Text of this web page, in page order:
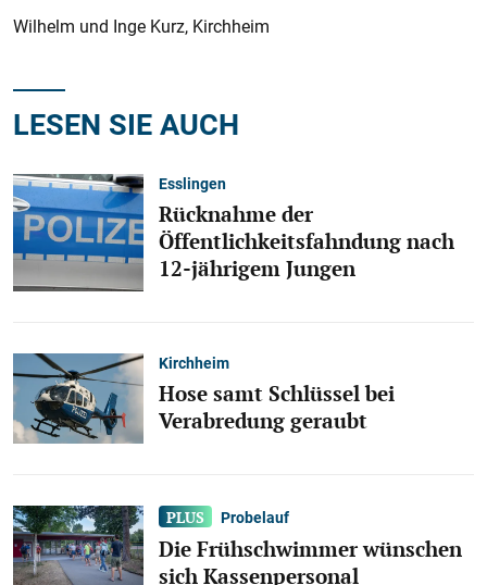
Wilhelm und Inge Kurz, Kirchheim
LESEN SIE AUCH
Esslingen
Rücknahme der
Öffentlichkeitsfahndung nach
12-jährigem Jungen
Kirchheim
Hose samt Schlüssel bei
Verabredung geraubt
Probelauf
Die Frühschwimmer wünschen
sich Kassenpersonal